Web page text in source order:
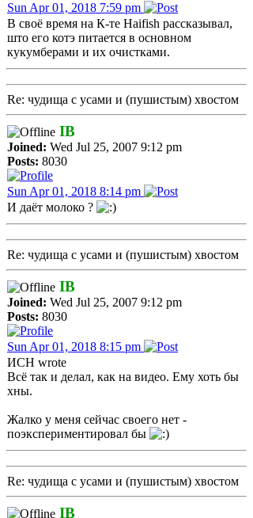
Sun Apr 01, 2018 7:59 pm
В своё время на К-те Haifish рассказывал,
што его котэ питается в основном
кукумберами и их очистками.
Re: чудища с усами и (пушистым) хвостом
IB
Joined: Wed Jul 25, 2007 9:12 pm
Posts: 8030
Sun Apr 01, 2018 8:14 pm
И даёт молоко ?
Re: чудища с усами и (пушистым) хвостом
IB
Joined: Wed Jul 25, 2007 9:12 pm
Posts: 8030
Sun Apr 01, 2018 8:15 pm
ИСН wrote
Всё так и делал, как на видео. Ему хоть бы
хны.
Жалко у меня сейчас своего нет -
поэкспериментировал бы
Re: чудища с усами и (пушистым) хвостом
IB